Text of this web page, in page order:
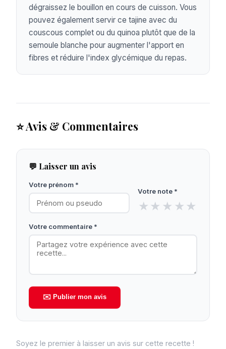
dégraissez le bouillon en cours de cuisson. Vous
pouvez également servir ce tajine avec du
couscous complet ou du quinoa plutôt que de la
semoule blanche pour augmenter l'apport en
fibres et réduire l'index glycémique du repas.
⭐ Avis & Commentaires
💬 Laisser un avis
Votre prénom *
Votre note *
★ ★ ★ ★ ★
Votre commentaire *
✉️ Publier mon avis
Soyez le premier à laisser un avis sur cette recette !